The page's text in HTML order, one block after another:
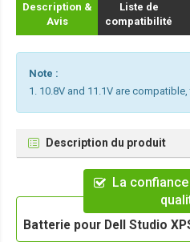
Description &
Avis
Liste de
compatibilité
Note :
1. 10.8V and 11.1V are
Description du produit
La
Batterie pour Dell Studio